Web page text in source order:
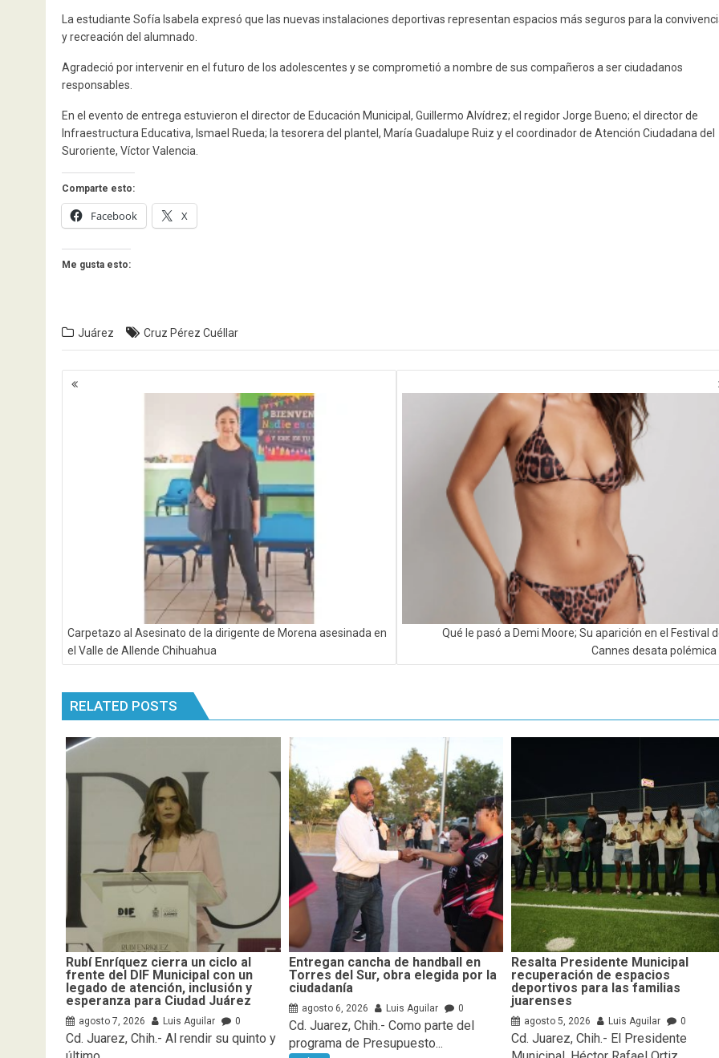
La estudiante Sofía Isabela expresó que las nuevas instalaciones deportivas representan espacios más seguros para la
y recreación del alumnado.
Agradeció por intervenir en el futuro de los adolescentes y se comprometió a nombre de sus compañeros a ser ciudadanos
responsables.
En el evento de entrega estuvieron el director de Educación Municipal, Guillermo Alvídrez; el regidor Jorge Bueno; el director de
Infraestructura Educativa, Ismael Rueda; la tesorera del plantel, María Guadalupe Ruiz y el coordinador de Atención Ciudadana del
Suroriente, Víctor Valencia.
Comparte esto:
Facebook X
Me gusta esto:
Juárez Cruz Pérez Cuéllar
Navegación
de
Carpetazo al Asesinato de la dirigente de Morena asesinada en
el Valle de Allende Chihuahua
Qué le pasó a Demi Moore; Su aparición en el Festival
Cannes desata polémica
RELATED POSTS
Rubí Enríquez cierra un ciclo al
frente del DIF Municipal con un
legado de atención, inclusión y
esperanza para Ciudad Juárez
agosto 7, 2026 Luis Aguilar 0
Cd. Juarez, Chih.- Al rendir su quinto y
Entregan cancha de handball en
Torres del Sur, obra elegida por la
ciudadanía
agosto 6, 2026 Luis Aguilar 0
Cd. Juarez, Chih.- Como parte del
programa de Presupuesto...
Resalta Presidente Municipal
recuperación de espacios
deportivos para las familias
juarenses
agosto 5, 2026 Luis Aguilar 0
Cd. Juarez, Chih.- El Presidente